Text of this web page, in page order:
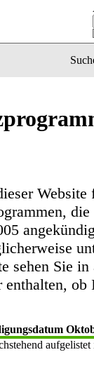
Website
sehen Sie
enthalten,